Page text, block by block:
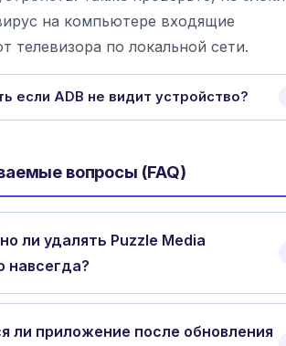
на компьютере входящие
телевизора по локальной сети.
если ADB не видит устройство?
вопросы (FAQ)
ли удалять Puzzle Media
навсегда?
ли приложение после обновления